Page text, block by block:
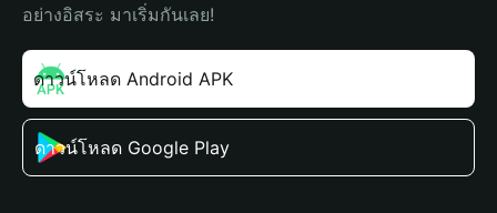
อย่างอิสระ มาเริ่มกันเลย!
ดาวน์โหลด Android APK
ดาวน์โหลด Google Play